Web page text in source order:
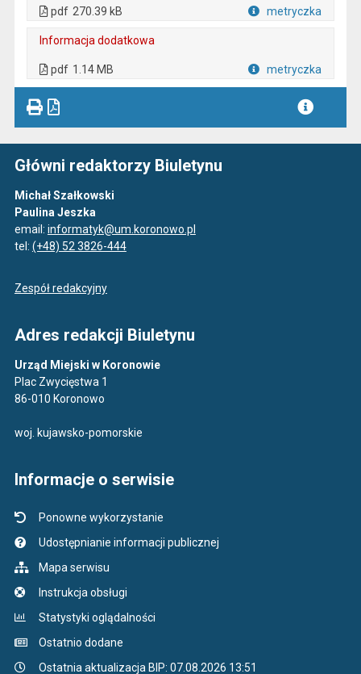
pdf 270.39 kB metryczka
Informacja dodatkowa
pdf 1.14 MB metryczka
Główni redaktorzy Biuletynu
Michał Szałkowski
Paulina Jeszka
email: informatyk@um.koronowo.pl
tel: (+48) 52 3826-444
Zespół redakcyjny
Adres redakcji Biuletynu
Urząd Miejski w Koronowie
Plac Zwycięstwa 1
86-010 Koronowo
woj. kujawsko-pomorskie
Informacje o serwisie
Ponowne wykorzystanie
Udostępnianie informacji publicznej
Mapa serwisu
Instrukcja obsługi
Statystyki oglądalności
Ostatnio dodane
Ostatnia aktualizacja BIP: 07.08.2026 13:51